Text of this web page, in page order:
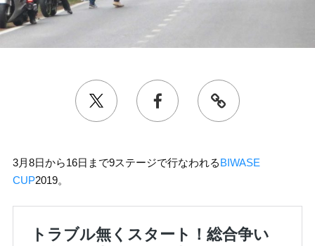
3月8日から16日まで9ステージで行なわれるBIWASE
CUP2019。